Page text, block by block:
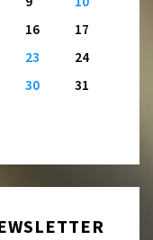
16
17
23
24
30 31